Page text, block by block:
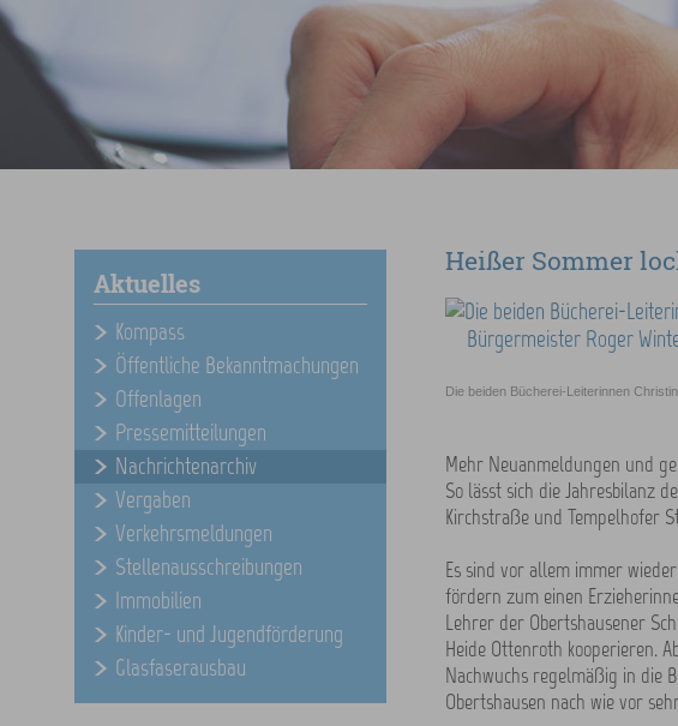
Aktuelles
Kompass
Öffentliche Bekanntmachungen
Offenlagen
Pressemitteilungen
Nachrichtenarchiv
Vergaben
Verkehrsmeldungen
Stellenausschreibungen
Immobilien
Kinder- und Jugendförderung
Glasfaserausbau
Heißer Sommer
Die beiden Bücherei-Leiterinnen
Mehr Neuanmeldungen und
So lässt sich die Jahresbilanz
Kirchstraße und Tempelhofer
Es sind vor allem immer
fördern zum einen
Lehrer der Obertshausener
Heide Ottenroth kooperieren.
Nachwuchs regelmäßig in die
Obertshausen nach wie vor